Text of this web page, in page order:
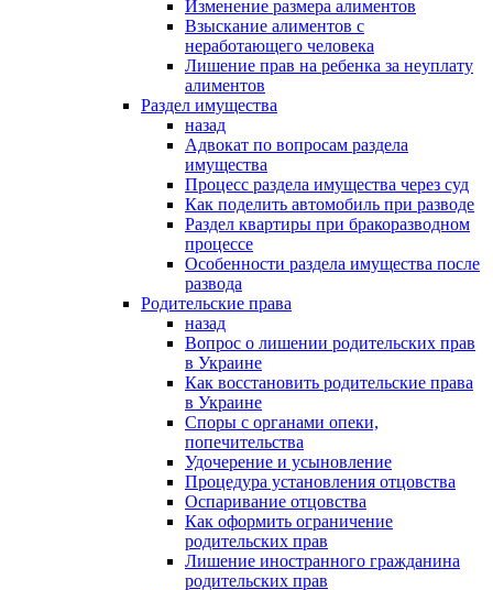
Изменение размера алиментов
Взыскание алиментов с
неработающего человека
Лишение прав на ребенка за неуплату
алиментов
Раздел имущества
назад
Адвокат по вопросам раздела
имущества
Процесс раздела имущества через суд
Как поделить автомобиль при разводе
Раздел квартиры при бракоразводном
процессе
Особенности раздела имущества после
развода
Родительские права
назад
Вопрос о лишении родительских прав
в Украине
Как восстановить родительские права
в Украине
Споры с органами опеки,
попечительства
Удочерение и усыновление
Процедура установления отцовства
Оспаривание отцовства
Как оформить ограничение
родительских прав
Лишение иностранного гражданина
родительских прав